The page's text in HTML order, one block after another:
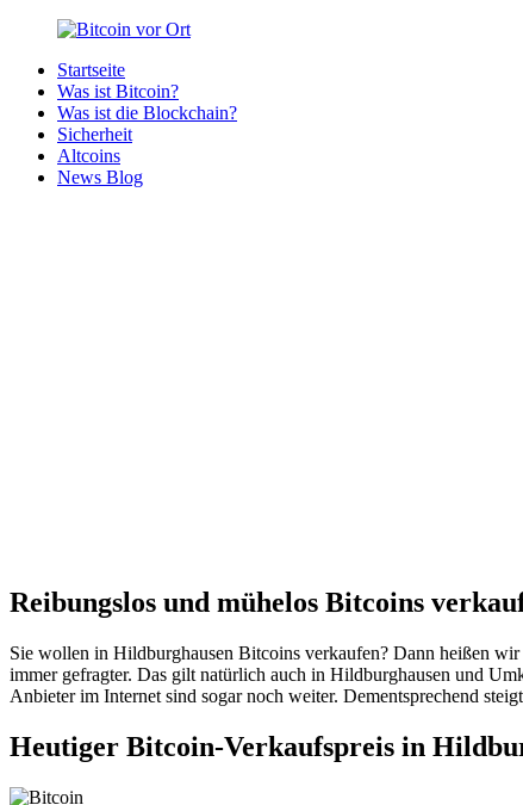
Zurück
Inhalt
Bitcoin
Bitcoins
deiner
Region
Startseite
Was ist Bitcoin?
Was ist die Blockchain?
Sicherheit
Altcoins
News Blog
Reibungslos und mühelos Bitcoins
Sie wollen in Hildburghausen Bitcoins verkaufen? Dann heißen
immer gefragter. Das gilt natürlich auch in Hildburghausen und
Anbieter im Internet sind sogar noch weiter. Dementsprechend
Heutiger Bitcoin-Verkaufspreis in